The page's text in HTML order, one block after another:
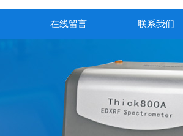
在线留言 联系我们